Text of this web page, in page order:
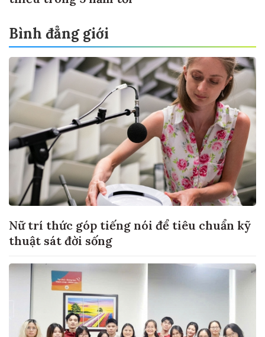
Bình đẳng giới
Nữ trí thức góp tiếng nói để tiêu chuẩn kỹ
thuật sát đời sống